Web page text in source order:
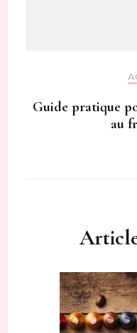
Guide pratique
au